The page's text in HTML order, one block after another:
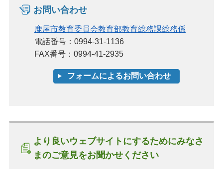
お問い合わせ
鹿屋市教育委員会教育部教育総務課総務係
電話番号：0994-31-1136
FAX番号：0994-41-2935
より良いウェブサイトにするためにみなさ
まのご意見をお聞かせください